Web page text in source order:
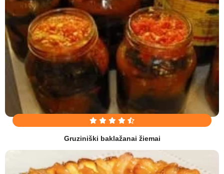
Gruziniški baklažanai žiemai